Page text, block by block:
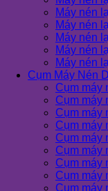
Máy nén
Máy nén
Máy nén
Máy nén
Máy nén
Cụm Máy Nén
Cụm máy
Cụm máy
Cụm máy
Cụm máy
Cụm máy
Cụm máy
Cụm máy
Cụm máy
Cụm máy